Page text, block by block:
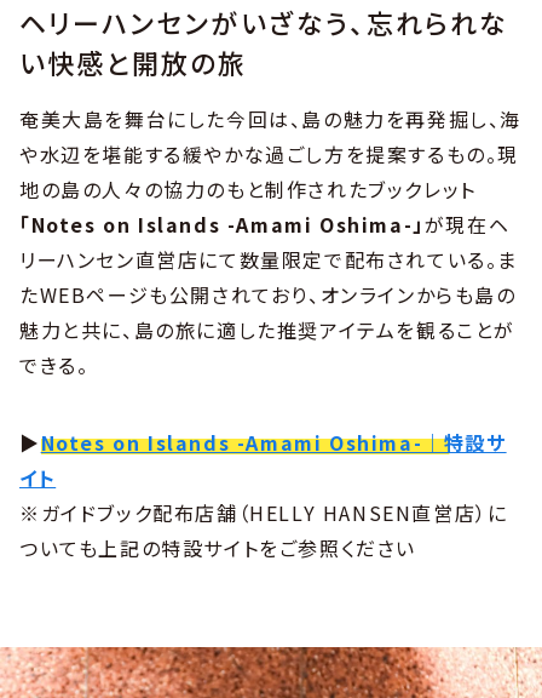
ヘリーハンセンがいざなう、忘れられな
い快感と開放の旅
奄美大島を舞台にした今回は、島の魅力を再発掘し、海
や水辺を堪能する緩やかな過ごし方を提案するもの。現
地の島の人々の協力のもと制作されたブックレット
「Notes on Islands -Amami Oshima-」が現在ヘ
リーハンセン直営店にて数量限定で配布されている。ま
たWEBページも公開されており、オンラインからも島の
魅力と共に、島の旅に適した推奨アイテムを観ることが
できる。
▶︎Notes on Islands -Amami Oshima-｜特設サ
イト
※ガイドブック配布店舗（HELLY HANSEN直営店）に
ついても上記の特設サイトをご参照ください